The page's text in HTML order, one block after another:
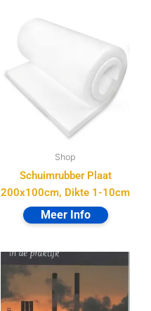
Shop
Schuimrubber Plaat
200x100cm, Dikte 1-10cm